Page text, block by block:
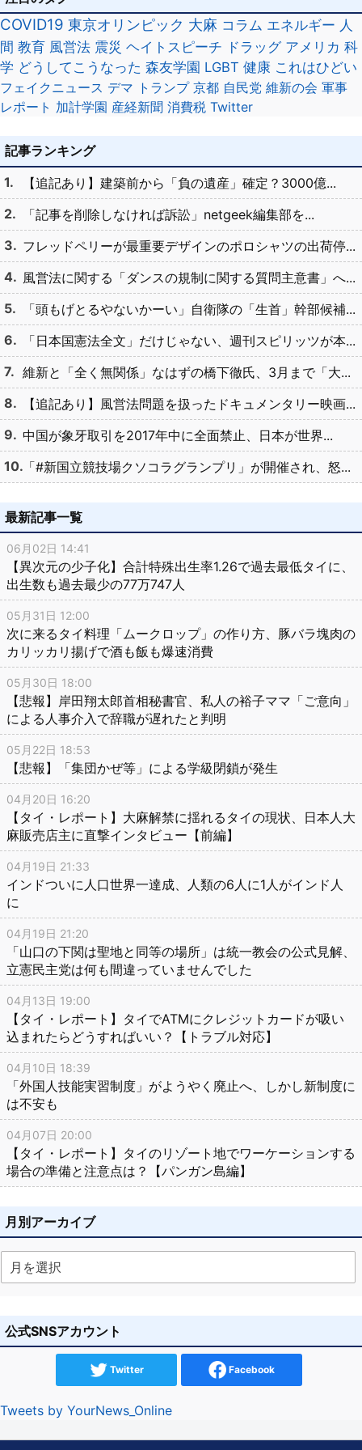
COVID19 東京オリンピック 大麻 コラム エネルギー 人
間 教育 風営法 震災 ヘイトスピーチ ドラッグ アメリカ 科
学 どうしてこうなった 森友学園 LGBT 健康 これはひどい
フェイクニュース デマ トランプ 京都 自民党 維新の会 軍事
レポート 加計学園 産経新聞 消費税 Twitter
記事ランキング
【追記あり】建築前から「負の遺産」確定？3000億...
「記事を削除しなければ訴訟」netgeek編集部を...
フレッドペリーが最重要デザインのポロシャツの出荷停...
風営法に関する「ダンスの規制に関する質問主意書」へ...
「頭もげとるやないかーい」自衛隊の「生首」幹部候補...
「日本国憲法全文」だけじゃない、週刊スピリッツが本...
維新と「全く無関係」なはずの橋下徹氏、3月まで「大...
【追記あり】風営法問題を扱ったドキュメンタリー映画...
中国が象牙取引を2017年中に全面禁止、日本が世界...
「#新国立競技場クソコラグランプリ」が開催され、怒...
最新記事一覧
06月02日 14:41
【異次元の少子化】合計特殊出生率1.26で過去最低タイに、
出生数も過去最少の77万747人
05月31日 12:00
次に来るタイ料理「ムークロップ」の作り方、豚バラ塊肉の
カリッカリ揚げで酒も飯も爆速消費
05月30日 18:00
【悲報】岸田翔太郎首相秘書官、私人の裕子ママ「ご意向」
による人事介入で辞職が遅れたと判明
05月22日 18:53
【悲報】「集団かぜ等」による学級閉鎖が発生
04月20日 16:20
【タイ・レポート】大麻解禁に揺れるタイの現状、日本人大
麻販売店主に直撃インタビュー【前編】
04月19日 21:33
インドついに人口世界一達成、人類の6人に1人がインド人
に
04月19日 21:20
「山口の下関は聖地と同等の場所」は統一教会の公式見解、
立憲民主党は何も間違っていませんでした
04月13日 19:00
【タイ・レポート】タイでATMにクレジットカードが吸い
込まれたらどうすればいい？【トラブル対応】
04月10日 18:39
「外国人技能実習制度」がようやく廃止へ、しかし新制度に
は不安も
04月07日 20:00
【タイ・レポート】タイのリゾート地でワーケーションする
場合の準備と注意点は？【パンガン島編】
月別アーカイブ
公式SNSアカウント
Twitter Facebook
Tweets by YourNews_Online